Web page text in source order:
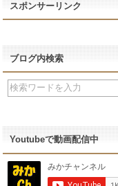
スポンサーリンク
ブログ内検索
Youtubeで動画配信中